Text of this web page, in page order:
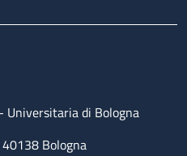
Universitaria di Bologna
Bologna